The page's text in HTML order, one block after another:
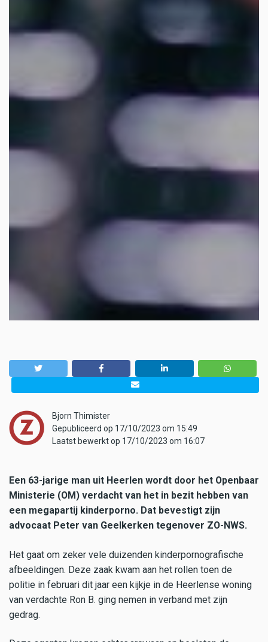
Bjorn Thimister
Gepubliceerd op 17/10/2023 om 15:49
Laatst bewerkt op 17/10/2023 om 16:07
Een 63-jarige man uit Heerlen wordt door het Openbaar
Ministerie (OM) verdacht van het in bezit hebben van
een megapartij kinderporno. Dat bevestigt zijn
advocaat Peter van Geelkerken tegenover ZO-NWS.
Het gaat om zeker vele duizenden kinderpornografische
afbeeldingen. Deze zaak kwam aan het rollen toen de
politie in februari dit jaar een kijkje in de Heerlense woning
van verdachte Ron B. ging nemen in verband met zijn
gedrag.